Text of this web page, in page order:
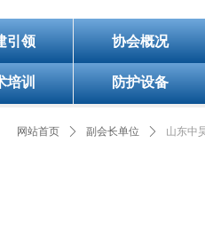
引领 协会概况
培训 防护设备
网站首页 ꄲ 副会长单位 ꄲ 山东中